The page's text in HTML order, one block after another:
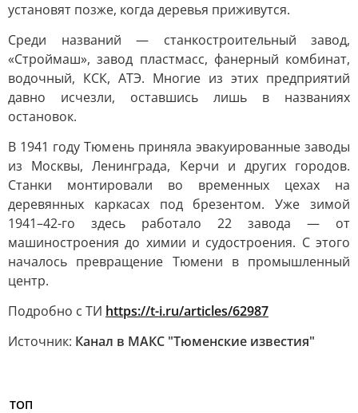
установят позже, когда деревья приживутся.
Среди названий — станко­строительный завод,
«Строймаш», завод пластмасс, фанерный комбинат,
водочный, КСК, АТЭ. Многие из этих предприятий
давно исчезли, оставшись лишь в названиях
остановок.
В 1941 году Тюмень приняла эвакуированные заводы
из Москвы, Ленинграда, Керчи и других городов.
Станки монтировали во временных цехах на
деревянных каркасах под брезентом. Уже зимой
1941–42-го здесь работало 22 завода — от
машиностроения до химии и судостроения. С этого
началось превращение Тюмени в промышленный
центр.
Подробно с ТИ https://t-i.ru/articles/62987
Источник: Канал в МАКС "Тюменские известия"
ТОП